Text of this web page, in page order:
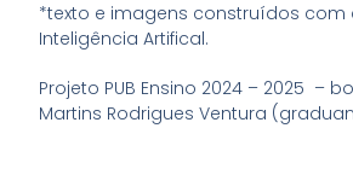
*texto e imagens construídos com
Inteligência Artifical.
Projeto PUB Ensino 2024 – 2025 –
Martins Rodrigues Ventura